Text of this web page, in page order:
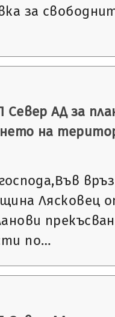
за
АД за
на
Лясковец
по…